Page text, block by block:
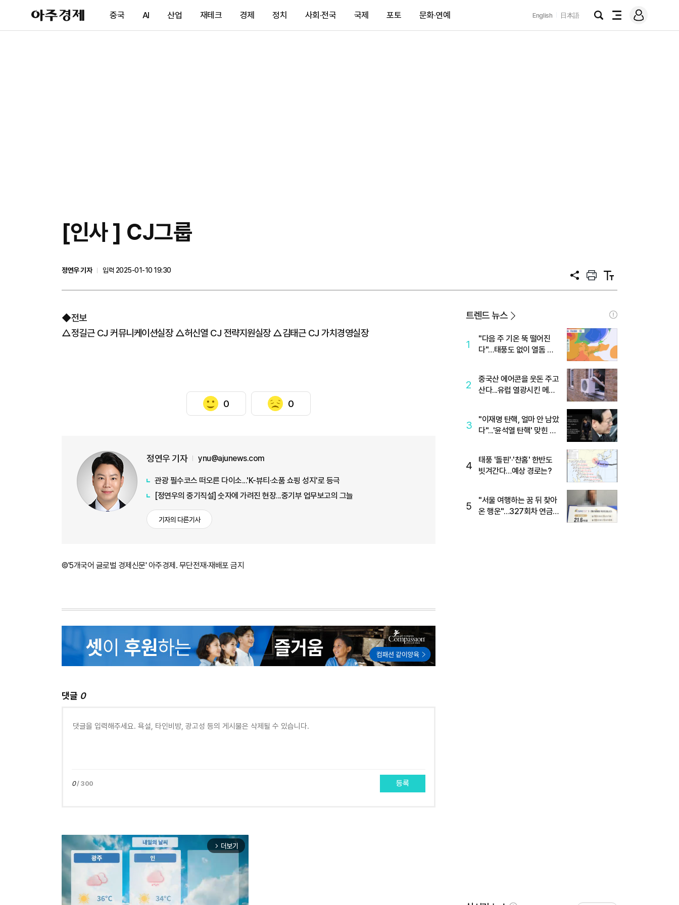
아
주
제
중국 AI 산업 재테크 경제 정치 사회·전국 국제 포토 문화·연예 English 日本語
검
전
메
그
[인사 ] CJ그룹
정연우 기자
입력 2025-01-10 19:30
공
프
트
텍
트
◆전보
△정길근 CJ 커뮤니케이션실장 △허신열 CJ 전략지원실장 △김태근 CJ 가치경영실장
0 0
정연우 기자 ynu@ajunews.com
관광 필수코스 떠오른 다이소...'K-뷰티·소품 쇼핑 성지'로 등극
[정연우의 중기직설] 숫자에 가려진 현장...중기부 업무보고의 그늘
기자의 다른기사
©'5개국어 글로벌 경제신문' 아주경제. 무단전재·재배포 금지
댓글 0
0/ 300 등록
arrow_forward_ios 더보기
트렌드 뉴스
1
"다음 주 기온 뚝 떨어진
다"…태풍도 없이 열돔 박
2
중국산 에어콘을 웃돈 주고
산다...유럽 열광시킨 메이
3
"이재명 탄핵, 얼마 안 남았
다"...'윤석열 탄핵' 맞힌 무
4
태풍 '돌핀'·'찬홈' 한반도
빗겨간다…예상 경로는?
5
"서울 여행하는 꿈 뒤 찾아
온 행운"…327회차 연금